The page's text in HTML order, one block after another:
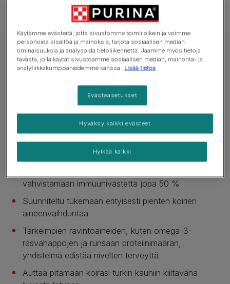
PRO PLAN EXPERT CARE NUTRITION koiran kuivaruoka
PRO PLAN® EXPERT CARE NUTRITION
Ei vielä ääniä
Sisältää runsaasti kanaa
vahvistamaan immuunivastetta jopa 50 %
Suunniteltu tukemaan erityisesti pienten koirien
aineenvaihduntaa
Tärkeimpien ravintoaineiden, kuten omega-3-
rasvahappojen ja runsaan proteiinimäärän,
yhdistelmä edistää nivelten terveyttä
Auttaa pitämään koirasi turkin kauniin kiiltävänä
Käytämme evästeitä, jotta sivustomme toimii oikein ja voimme
personoida sisältöä ja mainoksia, tarjota sosiaalisen median
ominaisuuksia ja analysoida tietoliikennettä. Jaamme myös tietoja
tavasta, jolla käytät sivustoamme sosiaalisen median, mainonta- ja
analytiikkakumppaneidemme kanssa. Lisää tietoa
Evästeasetukset
Hylkää kaikki
Hyväksy kaikki evästeet